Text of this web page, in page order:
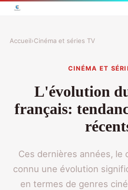
Accueil›Cinéma et séries TV
CINÉMA ET
L'évolution
français:
Ces dernières années, le
connu une évolution
en termes de genres